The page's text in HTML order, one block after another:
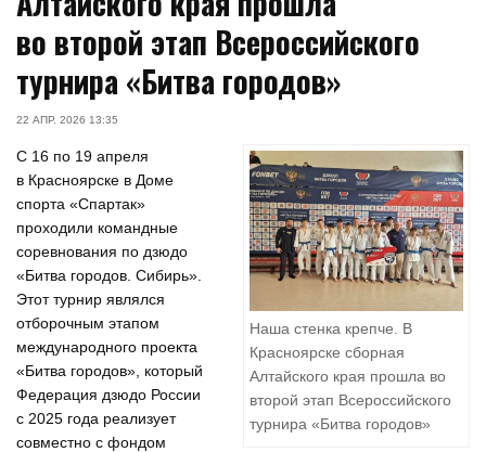
во второй этап Всероссийского
турнира «Битва городов»
22 АПР. 2026 13:35
Наша стенка крепче. В
Красноярске сборная
Алтайского края прошла во
второй этап Всероссийского
турнира «Битва городов»
С 16 по 19 апреля
в Красноярске в Доме
спорта «Спартак»
проходили командные
соревнования по дзюдо
«Битва городов. Сибирь».
Этот турнир являлся
отборочным этапом
международного проекта
«Битва городов», который
Федерация дзюдо России
с 2025 года реализует
совместно с фондом